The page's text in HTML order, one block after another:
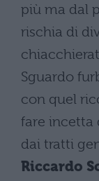
più ma dal
rischia di
Sguardo
con quel
fare incetta
dai tratti
Riccardo